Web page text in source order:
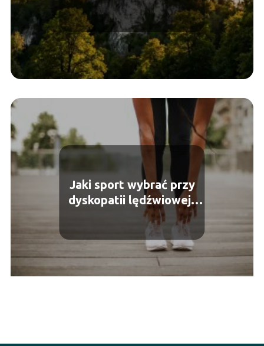
dojazd
Jaki sport wybrać przy
dyskopatii lędźwiowej?
Odpowiednie aktywności
fizyczne dla zdrowego
kręgosłupa